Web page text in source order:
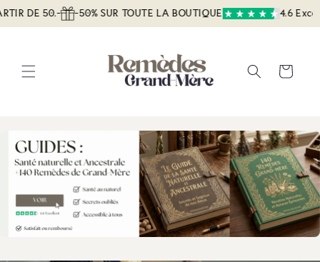
passer
au
50.- -50% SUR TOUTE LA BOUTIQUE 4.6 Excellent
Panier